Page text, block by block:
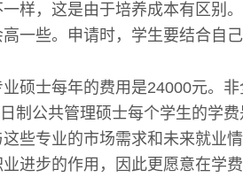
样，这是由于培养成本有区别
一些。申请时，学生要结合自
硕士每年的费用是24000元。
制公共管理硕士每个学生的学
些专业的市场需求和未来就业
进步的作用，因此更愿意在学费